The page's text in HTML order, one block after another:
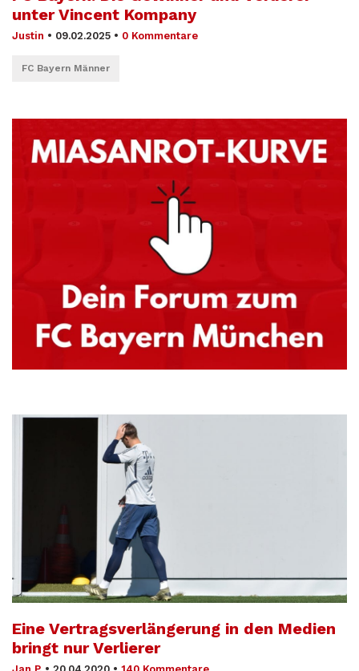
unter Vincent Kompany
Justin • 09.02.2025 • 0 Kommentare
FC Bayern Männer
Eine Vertrags­verlängerung in den Medien
bringt nur Verlierer